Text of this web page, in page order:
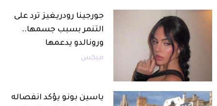
جورجينا رودريغيز ترد على
التنمر بسبب جسمها..
ورونالدو يدعمها
ميكس
ياسين بونو يؤكد انفصاله